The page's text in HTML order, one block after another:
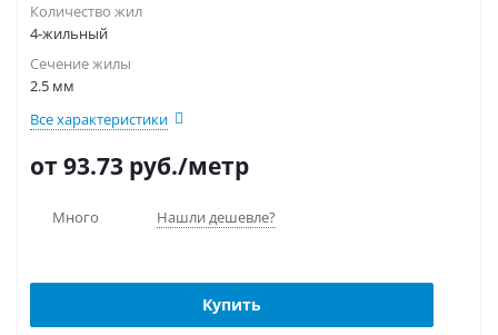
Количество жил
4-жильный
Сечение жилы
2.5 мм
Все характеристики
от 93.73 руб./метр
Много Нашли дешевле?
Купить